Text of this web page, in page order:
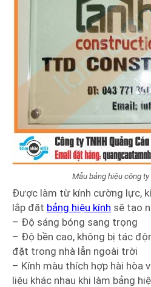
Mẫu bảng hiệu công
Được làm từ kính cường lực,
lắp đặt bảng hiệu kính sẽ tạo
– Độ sáng bóng sang trọng
– Độ bền cao, không bị tác
đặt trong nhà lẫn ngoài trời
– Kính màu thích hợp hài hòa
liệu khác nhau khi làm bảng